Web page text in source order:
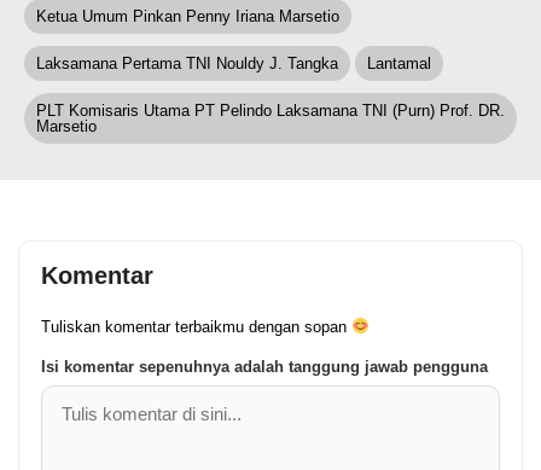
Ketua Umum Pinkan Penny Iriana Marsetio
Laksamana Pertama TNI Nouldy J. Tangka Lantamal
PLT Komisaris Utama PT Pelindo Laksamana TNI (Purn) Prof. DR.
Marsetio
Komentar
Tuliskan komentar terbaikmu dengan sopan
Isi komentar sepenuhnya adalah tanggung jawab pengguna